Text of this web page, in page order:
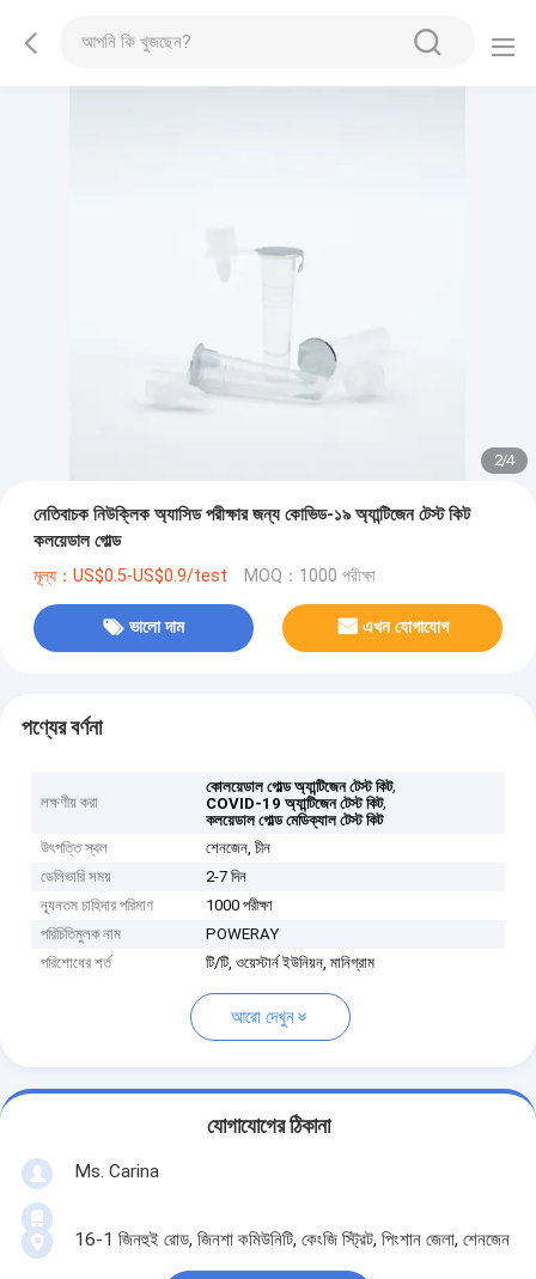
2/4
নেতিবাচক নিউক্লিক অ্যাসিড পরীক্ষার জন্য কোভিড-১৯ অ্যান্টিজেন টেস্ট কিট
কলয়েডাল গোল্ড
মূল্য：US$0.5-US$0.9/test MOQ：1000 পরীক্ষা
ভালো দাম এখন যোগাযোগ
পণ্যের বর্ণনা
লক্ষণীয় করা
কোলয়েডাল গোল্ড অ্যান্টিজেন টেস্ট কিট,
COVID-19 অ্যান্টিজেন টেস্ট কিট,
কলয়েডাল গোল্ড মেডিক্যাল টেস্ট কিট
উৎপত্তি স্থল
শেনজেন, চীন
ডেলিভারি সময়
2-7 দিন
ন্যূনতম চাহিদার পরিমাণ
1000 পরীক্ষা
পরিচিতিমুলক নাম
POWERAY
পরিশোধের শর্ত
টি/টি, ওয়েস্টার্ন ইউনিয়ন, মানিগ্রাম
আরো দেখুন
যোগাযোগের ঠিকানা
Ms. Carina
16-1 জিনহুই রোড, জিনশা কমিউনিটি, কেংজি স্ট্রিট, পিংশান জেলা, শেনজেন